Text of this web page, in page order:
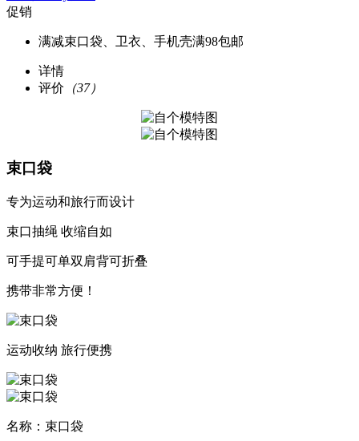
促销
满减束口袋、卫衣、手机壳满98包邮
详情
评价 （37）
束口袋
专为运动和旅行而设计
束口抽绳 收缩自如
可手提可单双肩背可折叠
携带非常方便！
运动收纳 旅行便携
名称：束口袋